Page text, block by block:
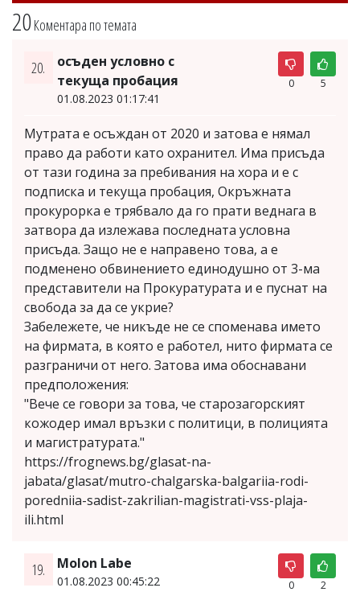
20Коментара по темата
20.
осъден условно с
текуща пробация
01.08.2023 01:17:41
0 5
Мутрата е осъждан от 2020 и затова е нямал
право да работи като охранител. Има присъда
от тази година за пребивания на хора и е с
подписка и текуща пробация, Окръжната
прокурорка е трябвало да го прати веднага в
затвора да излежава последната условна
присъда. Защо не е направено това, а е
подменено обвинението единодушно от 3-ма
представители на Прокуратурата и е пуснат на
свобода за да се укрие?
Забележете, че никъде не се споменава името
на фирмата, в която е работел, нито фирмата се
разграничи от него. Затова има обоснавани
предположения:
"Вече се говори за това, че старозагорският
кожодер имал връзки с политици, в полицията
и магистратурата."
https://frognews.bg/glasat-na-
jabata/glasat/mutro-chalgarska-balgariia-rodi-
poredniia-sadist-zakrilian-magistrati-vss-plaja-
ili.html
19. Molon Labe
01.08.2023 00:45:22 0 2